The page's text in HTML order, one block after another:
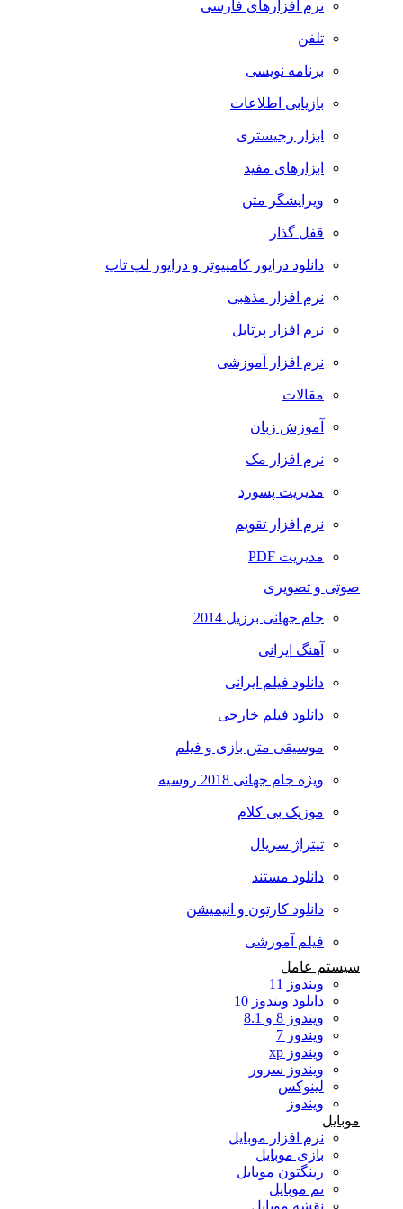
نرم افزارهای فارسی
تلفن
برنامه نویسی
بازیابی اطلاعات
ابزار رجیستری
ابزارهای مفید
ویرایشگر متن
قفل گذار
دانلود درایور کامپیوتر و درایور لپ تاپ
نرم افزار مذهبی
نرم افزار پرتابل
نرم افزار آموزشی
مقالات
آموزش زبان
نرم افزار مک
مدیریت پسورد
نرم افزار تقویم
مدیریت PDF
صوتی و تصویری
جام جهانی برزیل 2014
آهنگ ایرانی
دانلود فیلم ایرانی
دانلود فیلم خارجی
موسیقی متن بازی و فیلم
ویژه جام جهانی 2018 روسیه
موزیک بی کلام
تیتراژ سریال
دانلود مستند
دانلود کارتون و انیمیشن
فیلم آموزشی
سیستم عامل
ویندوز 11
دانلود ویندوز 10
ویندوز 8 و 8.1
ویندوز 7
ویندوز xp
ویندوز سرور
لینوکس
ویندوز
نرم افزار موبایل
بازی موبایل
رینگتون موبایل
تم موبایل
نقشه موبایل